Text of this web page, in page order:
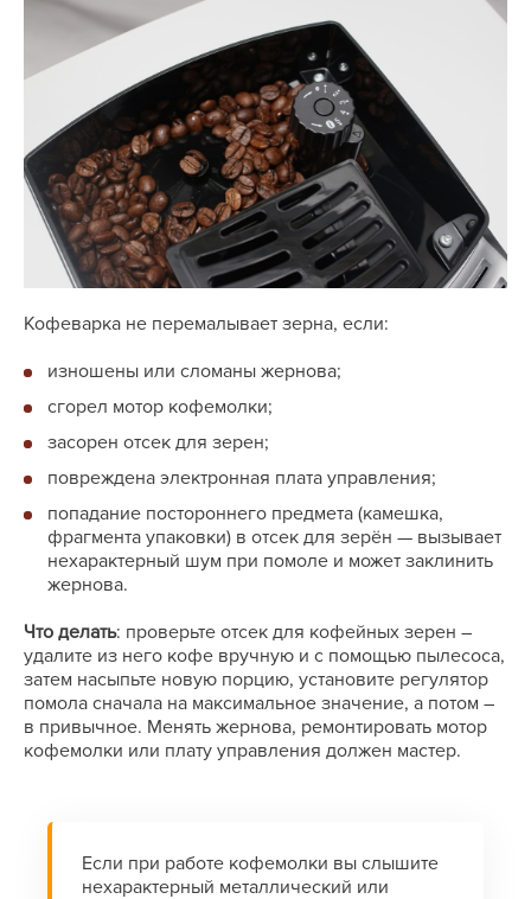
Кофеварка не перемалывает зерна, если:
изношены или сломаны жернова;
сгорел мотор кофемолки;
засорен отсек для зерен;
повреждена электронная плата управления;
попадание постороннего предмета (камешка,
фрагмента упаковки) в отсек для зерён — вызывает
нехарактерный шум при помоле и может заклинить
жернова.
Что делать: проверьте отсек для кофейных зерен ―
удалите из него кофе вручную и с помощью пылесоса,
затем насыпьте новую порцию, установите регулятор
помола сначала на максимальное значение, а потом ―
в привычное. Менять жернова, ремонтировать мотор
кофемолки или плату управления должен мастер.
Если при работе кофемолки вы слышите
нехарактерный металлический или